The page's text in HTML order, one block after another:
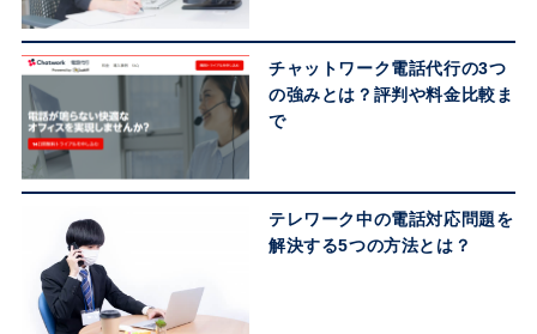
チャットワーク電話代行の3つ
の強みとは？評判や料金比較ま
で
テレワーク中の電話対応問題を
解決する5つの方法とは？